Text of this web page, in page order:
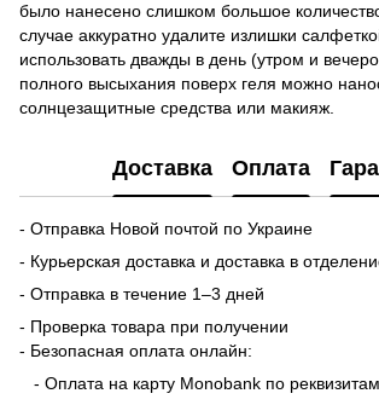
было нанесено слишком большое
случае аккуратно удалите излишки
использовать дважды в день (утром и
полного высыхания поверх геля можно
солнцезащитные средства или макияж.
Доставка Оплата
- Отправка Новой почтой по Украине
- Курьерская доставка и доставка в
- Отправка в течение 1–3 дней
- Проверка товара при получении
- Безопасная оплата онлайн:
- Оплата на карту Monobank по реквизитам